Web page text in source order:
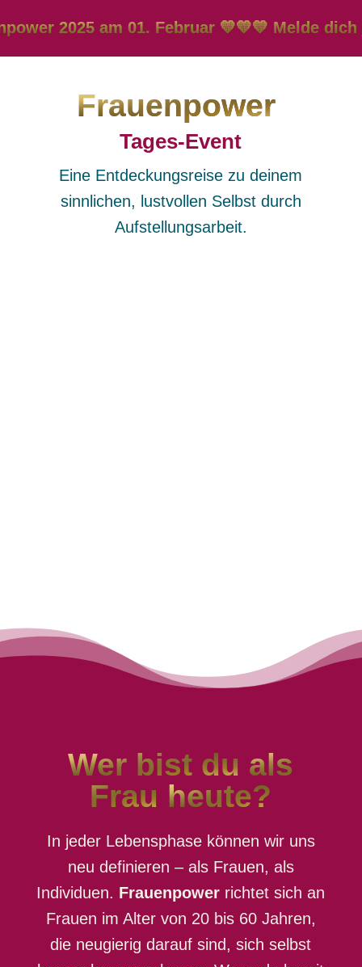
am 01. Februar 💛💛💛 Melde dich jetzt
Frauenpower
Tages-Event
Eine Entdeckungsreise zu deinem
sinnlichen, lustvollen Selbst durch
Aufstellungsarbeit.
Wer bist du als
Frau heute?
In jeder Lebensphase können wir uns
neu definieren – als Frauen, als
Individuen. Frauenpower richtet sich an
Frauen im Alter von 20 bis 60 Jahren,
die neugierig darauf sind, sich selbst